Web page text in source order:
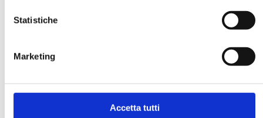
Statistiche
Marketing
Accetta tutti
Ho letto e accetto l’informativa sulla